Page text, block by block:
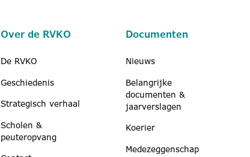
Over de RVKO
De RVKO
Geschiedenis
Strategisch verhaal
Scholen &
peuteropvang
Documenten
Nieuws
Belangrijke
documenten &
jaarverslagen
Koerier
Medezeggenschap